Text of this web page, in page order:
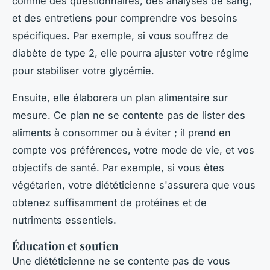
et des entretiens pour comprendre vos besoins
spécifiques. Par exemple, si vous souffrez de
diabète de type 2, elle pourra ajuster votre régime
pour stabiliser votre glycémie.
Ensuite, elle élaborera un plan alimentaire sur
mesure. Ce plan ne se contente pas de lister des
aliments à consommer ou à éviter ; il prend en
compte vos préférences, votre mode de vie, et vos
objectifs de santé. Par exemple, si vous êtes
végétarien, votre diététicienne s'assurera que vous
obtenez suffisamment de protéines et de
nutriments essentiels.
Éducation et soutien
Une diététicienne ne se contente pas de vous